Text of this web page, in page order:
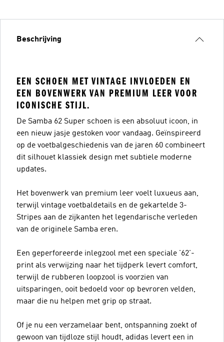
Beschrijving
EEN SCHOEN MET VINTAGE INVLOEDEN EN
EEN BOVENWERK VAN PREMIUM LEER VOOR
ICONISCHE STIJL.
De Samba 62 Super schoen is een absoluut icoon, in
een nieuw jasje gestoken voor vandaag. Geïnspireerd
op de voetbalgeschiedenis van de jaren 60 combineert
dit silhouet klassiek design met subtiele moderne
updates.
Het bovenwerk van premium leer voelt luxueus aan,
terwijl vintage voetbaldetails en de gekartelde 3-
Stripes aan de zijkanten het legendarische verleden
van de originele Samba eren.
Een geperforeerde inlegzool met een speciale '62'-
print als verwijzing naar het tijdperk levert comfort,
terwijl de rubberen loopzool is voorzien van
uitsparingen, ooit bedoeld voor op bevroren velden,
maar die nu helpen met grip op straat.
Of je nu een verzamelaar bent, ontspanning zoekt of
gewoon van tijdloze stijl houdt, adidas levert een in